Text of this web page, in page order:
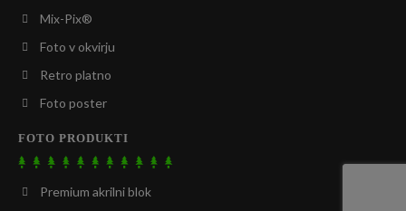
Mix-Pix®
Foto v okvirju
Retro platno
Foto poster
FOTO PRODUKTI
Premium akrilni blok